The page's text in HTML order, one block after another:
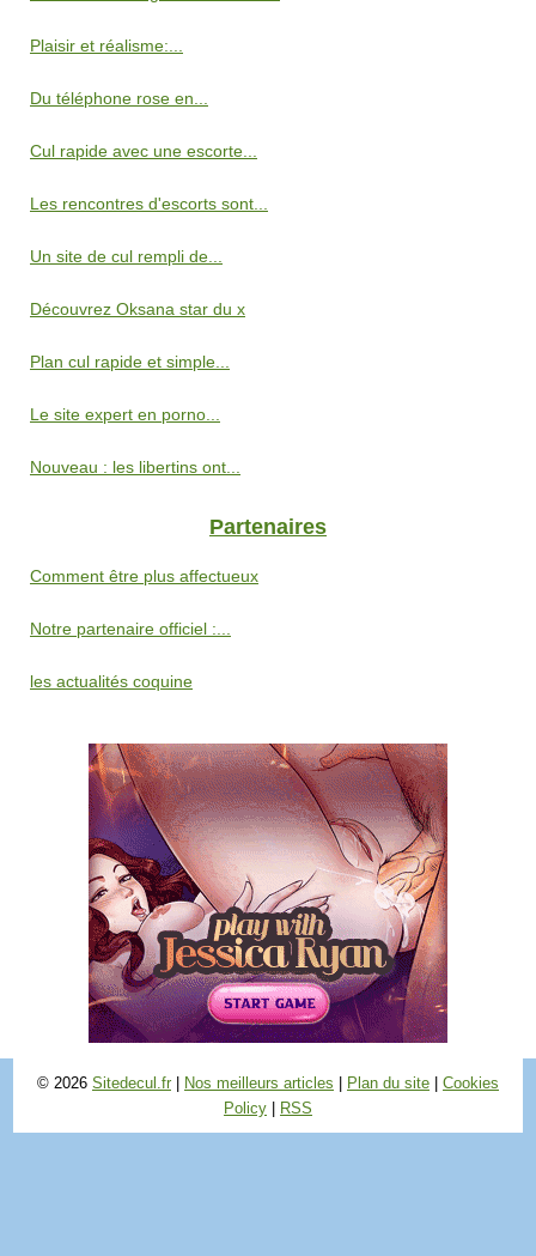
Plaisir et réalisme:...
Du téléphone rose en...
Cul rapide avec une escorte...
Les rencontres d'escorts sont...
Un site de cul rempli de...
Découvrez Oksana star du x
Plan cul rapide et simple...
Le site expert en porno...
Nouveau : les libertins ont...
Partenaires
Comment être plus affectueux
Notre partenaire officiel :...
les actualités coquine
© 2026 Sitedecul.fr| Nos meilleurs articles Plan du site
Cookies
Policy
RSS